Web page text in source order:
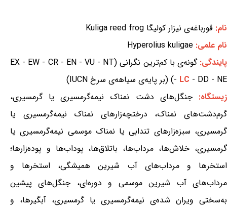
نام: قورباغه‌ی نیزار کولیگا Kuliga reed frog
نام علمی: Hyperolius kuligae
پایندگی:
گونه‌ی با کم‌ترین نگرانی (EX - EW - CR - EN - VU - NT
- LC - DD - NE) (بر پایه‌ی سیاهه‌ی سرخ IUCN)
زیستگاه:جنگل‌های دشت نمناک نیمه‌گرمسیری یا گرمسیری،
گرم‌دشت‌های نمناک، درختچه‌زارهای نمناک نیمه‌گرمسیری یا
گرمسیری، سبزه‌زارهای تندابی یا نمناک موسمی نیمه‌گرمسیری یا
گرمسیری، خلاش‌ها، مرداب‌ها، باتلاق‌ها، پوداب‌ها و پوده‌زارها؛
استخرها و مرداب‌های آب شیرین همیشگی، استخرها و
مرداب‌های آب شیرین موسمی و دوره‌ای، جنگل‌های پیشین
به‌سختی ویران شده‌ی نیمه‌گرمسیری یا گرمسیری، آبگیرها، و